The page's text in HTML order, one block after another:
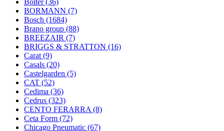
Bolter(36)
BORMANN (7)
Bosch (1684)
Brano group (88)
BREEZAIR (7)
BRIGGS & STRATTON (16)
Carat (9)
Casals (20)
Castelgarden (5)
CAT (52)
Cedima (36)
Cedrus (323)
CENTO FERARRA (8)
Ceta Form (72)
Chicago Pneumatic (67)